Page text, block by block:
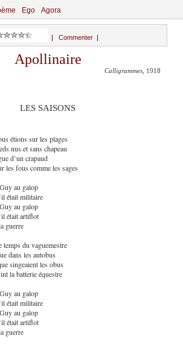
Ego Agora
Commenter
Apollinaire
Calligrammes , 1918
LES SAISONS
étions sur les plages
nus et sans chapeau
d’un crapaud
les fous comme les sages
au galop
militaire
au galop
artiflot
temps du vaguemestre
dans les autobus
singeaient les obus
la batterie équestre
au galop
militaire
au galop
artiflot